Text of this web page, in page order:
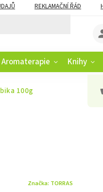
REKLAMAČNÍ ŘÁD
Aromaterapie Knihy
100g
Značka: TORRAS